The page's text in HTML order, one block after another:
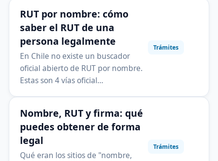
RUT por nombre: cómo
saber el RUT de una
persona legalmente
En Chile no existe un buscador
oficial abierto de RUT por nombre.
Estas son 4 vías oficial…
Trámites
Nombre, RUT y firma: qué
puedes obtener de forma
legal
Qué eran los sitios de "nombre,
Trámites